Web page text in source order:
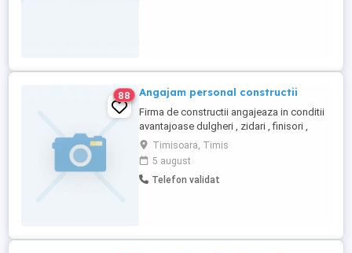
88 Angajam personal constructii
Firma de constructii angajeaza in conditii
avantajoase dulgheri , zidari , finisori ,
rigipsari si muncitori necalificati . Rugam
seriozitate!
Timisoara, Timis
5 august
Telefon validat